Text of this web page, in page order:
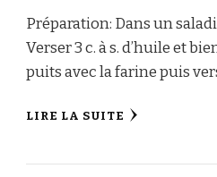
Préparation: Dans un
Verser 3 c. à s. d’huile et
puits avec la farine puis
LIRE LA SUITE